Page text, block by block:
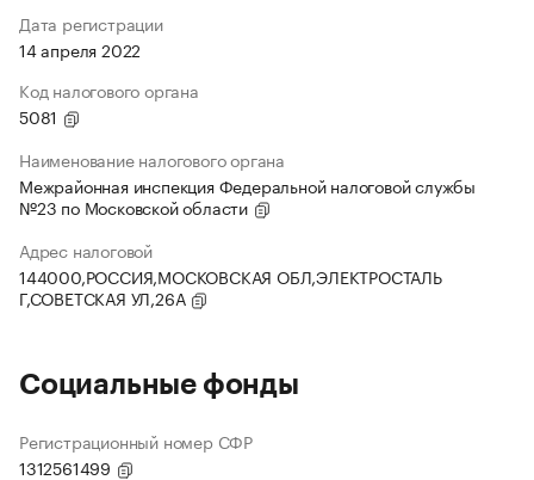
Дата регистрации
14 апреля 2022
Код налогового органа
5081
Наименование налогового органа
Межрайонная инспекция Федеральной налоговой службы
№23 по Московской области
Адрес налоговой
144000,РОССИЯ,МОСКОВСКАЯ ОБЛ,ЭЛЕКТРОСТАЛЬ
Г,СОВЕТСКАЯ УЛ,26А
Социальные фонды
Регистрационный номер СФР
1312561499